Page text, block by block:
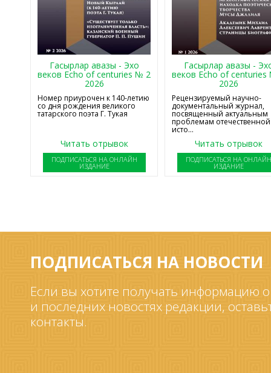
Гасырлар авазы - Эхо
веков Echo of centuries № 2
2026
Номер приурочен к 140-летию
со дня рождения великого
татарского поэта Г. Тукая
Читать отрывок
ПОДПИСАТЬСЯ НА ОНЛАЙН
ИЗДАНИЕ
Гасырлар авазы -
веков Echo of
2026
Рецензируемый научно-
документальный журнал,
посвященный актуальным
проблемам отечественной
исто...
Читать отрывок
ПОДПИСАТЬСЯ НА
ИЗДАНИЕ
ПОДПИСАТЬСЯ НА НОВОСТИ
Если вы хотите получать информацию
и последних новостях редакции,
контакты.